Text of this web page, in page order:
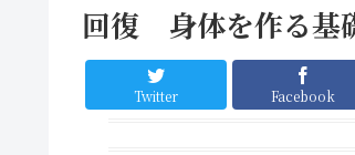
回復 身体を作る基
Twitter Facebook